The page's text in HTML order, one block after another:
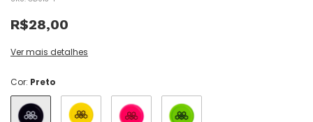
R$28,00
Ver mais detalhes
Cor: Preto